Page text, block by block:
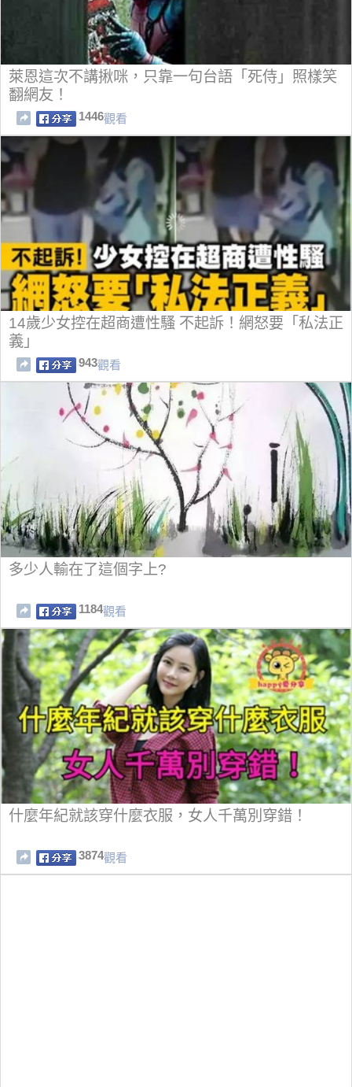
萊恩這次不講揪咪，只靠一句台語「死侍」照樣笑
翻網友！
1446觀看
14歲少女控在超商遭性騷 不起訴！網怒要「私法正
義」
943觀看
多少人輸在了這個字上?
1184觀看
什麼年紀就該穿什麼衣服，女人千萬別穿錯！
3874觀看